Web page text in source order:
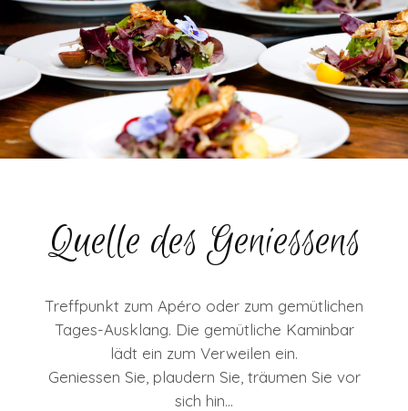
Quelle des Geniessens
Treffpunkt zum Apéro oder zum gemütlichen
Tages-Ausklang. Die gemütliche Kaminbar
lädt ein zum Verweilen ein.
Geniessen Sie, plaudern Sie, träumen Sie vor
sich hin...